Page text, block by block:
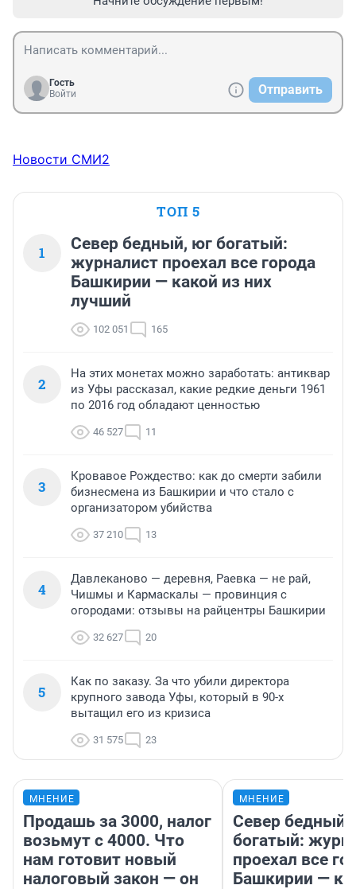
Гость
Войти
Отправить
Новости СМИ2
ТОП 5
1
Север бедный, юг богатый:
журналист проехал все города
Башкирии — какой из них
лучший
102 051 165
2
На этих монетах можно заработать: антиквар
из Уфы рассказал, какие редкие деньги 1961
по 2016 год обладают ценностью
46 527 11
3
Кровавое Рождество: как до смерти забили
бизнесмена из Башкирии и что стало с
организатором убийства
37 210 13
4
Давлеканово — деревня, Раевка — не рай,
Чишмы и Кармаскалы — провинция с
огородами: отзывы на райцентры Башкирии
32 627 20
5
Как по заказу. За что убили директора
крупного завода Уфы, который в 90-х
вытащил его из кризиса
31 575 23
МНЕНИЕ
Продашь за 3000, налог
возьмут с 4000. Что
нам готовит новый
налоговый закон — он
МНЕНИЕ
Север бедный,
богатый:
проехал все
Башкирии —